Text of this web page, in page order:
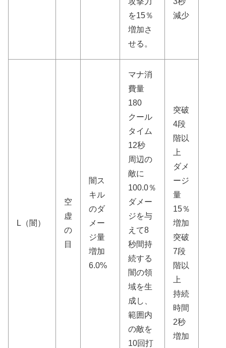
を15％
増加さ
せる。
減少
L（闇）
空
虚
の
目
闇ス
キル
のダ
メー
ジ量
増加
6.0%
マナ消
費量
180
クール
タイム
12秒
周辺の
敵に
100.0％
ダメー
ジを与
えて8
秒間持
続する
闇の領
域を生
成し、
範囲内
の敵を
10回打
突破
4段
階以
上
ダメ
ージ
量
15％
増加
突破
7段
階以
上
持続
時間
2秒
増加